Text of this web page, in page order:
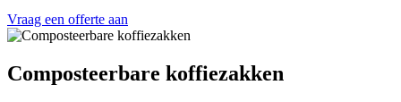
Vraag een offerte aan
Composteerbare koffiezakken